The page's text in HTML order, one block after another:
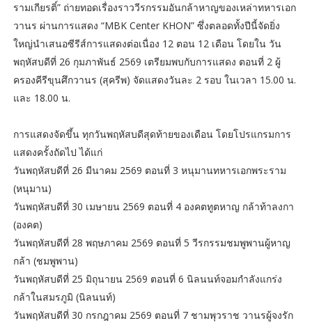
รามเกียรติ์” ถ่ายทอดเรื่องราววีรกรรมอันกล้าหาญของเหล่าทหารเอก
วานร ผ่านการแสดง “MBK Center KHON” ซึ่งตลอดทั้งปีนี้จัดยิ่ง
ใหญ่นำเสนอซีรีส์การแสดงต่อเนื่อง 12 ตอน 12 เดือน โดยใน วัน
พฤหัสบดีที่ 26 กุมภาพันธ์ 2569 เตรียมพบกับการแสดง ตอนที่ 2 ผู้
ครองคีรีขุนศึกวานร (สุครีพ) จัดแสดงวันละ 2 รอบ ในเวลา 15.00 น.
และ 18.00 น.
การแสดงจัดขึ้น ทุกวันพฤหัสบดีสุดท้ายของเดือน โดยโปรแกรมการ
แสดงครั้งถัดไป ได้แก่
วันพฤหัสบดีที่ 26 มีนาคม 2569 ตอนที่ 3 หนุมานทหารเอกพระราม
(หนุมาน)
วันพฤหัสบดีที่ 30 เมษายน 2569 ตอนที่ 4 องคตทูตหาญ กล้าท้าลงกา
(องคต)
วันพฤหัสบดีที่ 28 พฤษภาคม 2569 ตอนที่ 5 วีรกรรมชมพูพานผู้หาญ
กล้า (ชมพูพาน)
วันพฤหัสบดีที่ 25 มิถุนายน 2569 ตอนที่ 6 นิลนนท์จอมกำลังแกร่ง
กล้าในสมรภูมิ (นิลนนท์)
วันพฤหัสบดีที่ 30 กรกฎาคม 2569 ตอนที่ 7 ชามพุวราช วานรผู้จงรัก